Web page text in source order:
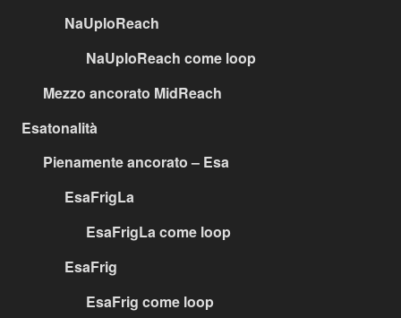
NaUploReach
NaUploReach come loop
Mezzo ancorato MidReach
Esatonalità
Pienamente ancorato – Esa
EsaFrigLa
EsaFrigLa come loop
EsaFrig
EsaFrig come loop